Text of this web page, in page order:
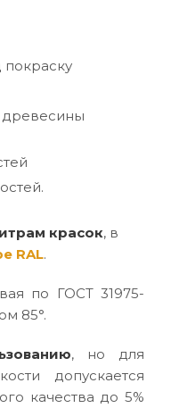
древесины
красок, в
RAL.
по ГОСТ 31975-
85°.
, но для
допускается
качества до 5%